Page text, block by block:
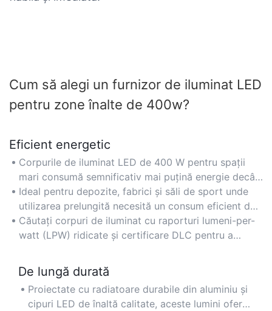
Cum să alegi un furnizor de iluminat LED
pentru zone înalte de 400w?
Eficient energetic
Corpurile de iluminat LED de 400 W pentru spații
mari consumă semnificativ mai puțină energie decât
lămpile HID sau fluorescente tradiționale, reducând
costurile cu energia electrică cu până la 60%,
menținând în același timp luminozitatea optimă
pentru spații mari.
Ideal pentru depozite, fabrici și săli de sport unde
utilizarea prelungită necesită un consum eficient de
energie fără a compromite calitatea iluminării.
Căutați corpuri de iluminat cu raporturi lumeni-per-
watt (LPW) ridicate și certificare DLC pentru a
De lungă durată
Proiectate cu radiatoare durabile din aluminiu și
cipuri LED de înaltă calitate, aceste lumini oferă